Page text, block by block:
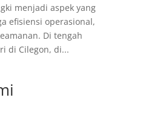
menjadi aspek yang
efisiensi operasional,
Di tengah
di Cilegon, di...